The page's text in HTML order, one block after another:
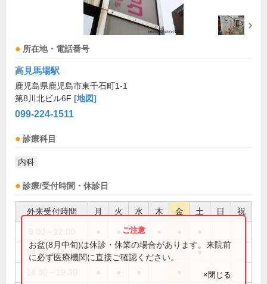
所在地・電話番号
高見馬場駅
鹿児島県鹿児島市東千石町1-1
第8川北ビル6F [地図]
099-224-1511
診療科目
内科
診療/受付時間・休診日
外来受付時間 月 火 水 木 金 土 日 祝
●
14:00～15:30 ●
お盆(8月中旬)は休診・休業の場合があります。来院前
に必ず医療機関に直接ご確認ください。
×閉じる